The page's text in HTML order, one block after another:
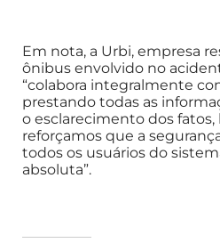
Em nota, a Urbi, empresa
ônibus envolvido no
“colabora integralmente
prestando todas as
o esclarecimento dos
reforçamos que a
todos os usuários do
absoluta”.